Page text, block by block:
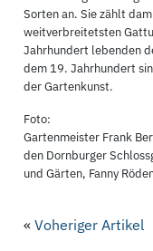
Sorten an. Sie zählt
weitverbreitetsten
Jahrhundert lebenden
dem 19. Jahrhundert
der Gartenkunst.
Foto:
Gartenmeister Frank
den Dornburger
und Gärten, Fanny
«Voheriger Artikel